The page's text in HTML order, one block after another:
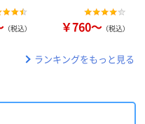
（税込） ￥760～ （税込）
ランキングをもっと見る